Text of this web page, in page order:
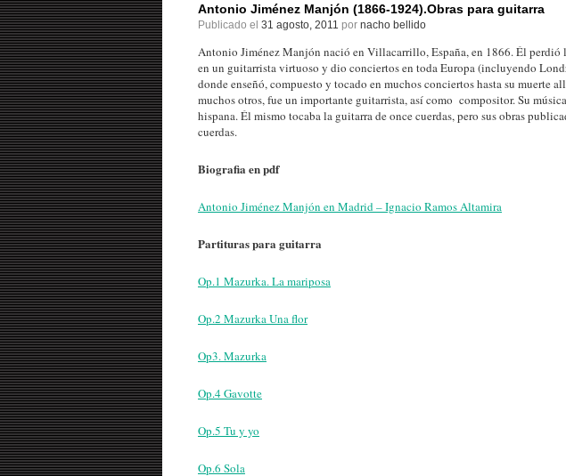
Antonio Jiménez Manjón (1866-1924).Obras para guitarra
Publicado el 31 agosto, 2011 por nacho bellido
Antonio Jiménez Manjón nació en Villacarrillo, España, en 1866. Él perdió
en un guitarrista virtuoso y dio conciertos en toda Europa (incluyendo
donde enseñó, compuesto y tocado en muchos conciertos hasta su muerte
muchos otros, fue un importante guitarrista, así como compositor. Su
hispana. Él mismo tocaba la guitarra de once cuerdas, pero sus obras
cuerdas.
Biografia en pdf
Antonio Jiménez Manjón en Madrid – Ignacio Ramos Altamira
Partituras para guitarra
Op.1 Mazurka. La mariposa
Op.2 Mazurka Una flor
Op3. Mazurka
Op.4 Gavotte
Op.5 Tu y yo
Op.6 Sola